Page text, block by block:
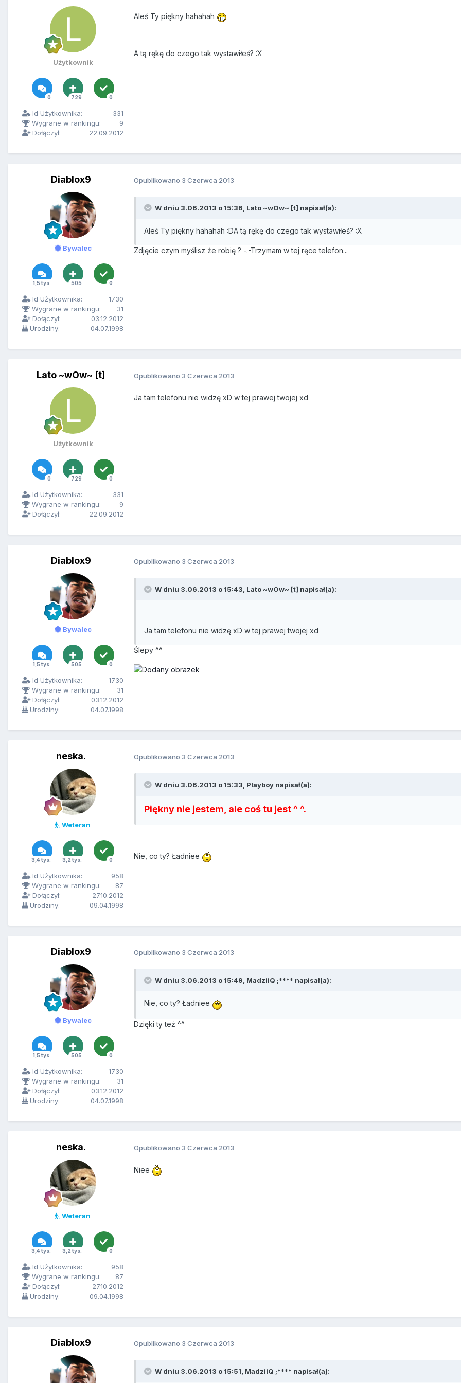
Użytkownik
0 729 0
Id Użytkownika:
331
Wygrane w rankingu:
9
Dołączył:
22.09.2012
Aleś Ty piękny hahahah
A tą rękę do czego tak wystawiłeś? :X
Diablox9
Bywalec
1,5 tys. 505 0
Id Użytkownika:
1730
Wygrane w rankingu:
31
Dołączył:
03.12.2012
Urodziny:
04.07.1998
Opublikowano 3 Czerwca 2013
W dniu 3.06.2013 o 15:36, Lato ~wOw~ [t] napisał(a):
Aleś Ty piękny hahahah :DA tą rękę do czego tak wystawiłeś? :X
Zdjęcie czym myślisz że robię ? -.-Trzymam w tej ręce telefon...
Lato ~wOw~ [t]
Użytkownik
0 729 0
Id Użytkownika:
331
Wygrane w rankingu:
9
Dołączył:
22.09.2012
Opublikowano 3 Czerwca 2013
Ja tam telefonu nie widzę xD w tej prawej twojej xd
Diablox9
Bywalec
1,5 tys. 505 0
Id Użytkownika:
1730
Wygrane w rankingu:
31
Dołączył:
03.12.2012
Urodziny:
04.07.1998
Opublikowano 3 Czerwca 2013
W dniu 3.06.2013 o 15:43, Lato ~wOw~ [t] napisał(a):
Ja tam telefonu nie widzę xD w tej prawej twojej xd
Ślepy ^^
neska.
Weteran
3,4 tys. 3,2 tys. 0
Id Użytkownika:
958
Wygrane w rankingu:
87
Dołączył:
27.10.2012
Urodziny:
09.04.1998
Opublikowano 3 Czerwca 2013
W dniu 3.06.2013 o 15:33, Playboy napisał(a):
Piękny nie jestem, ale coś tu jest ^ ^.
Nie, co ty? Ładniee
Diablox9
Bywalec
1,5 tys. 505 0
Id Użytkownika:
1730
Wygrane w rankingu:
31
Dołączył:
03.12.2012
Urodziny:
04.07.1998
Opublikowano 3 Czerwca 2013
W dniu 3.06.2013 o 15:49, MadziiQ ;**** napisał(a):
Nie, co ty? Ładniee
Dzięki ty też ^^
neska.
Weteran
3,4 tys. 3,2 tys. 0
Id Użytkownika:
958
Wygrane w rankingu:
87
Dołączył:
27.10.2012
Urodziny:
09.04.1998
Opublikowano 3 Czerwca 2013
Niee
Diablox9 Opublikowano 3 Czerwca 2013
W dniu 3.06.2013 o 15:51, MadziiQ ;**** napisał(a):